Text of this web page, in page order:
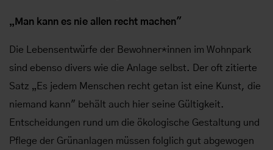
„Man kann es nie allen recht machen"
Die Lebensentwürfe der Bewohner*innen im Wohnpark
sind ebenso divers wie die Anlage selbst. Der oft zitierte
Satz „Es jedem Menschen recht getan ist eine Kunst, die
niemand kann" behält auch hier seine Gültigkeit.
Entscheidungen rund um die ökologische Gestaltung und
Pflege der Grünanlagen müssen folglich gut abgewogen